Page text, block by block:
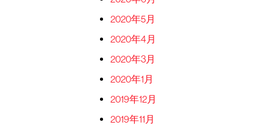
2020年5月
2020年4月
2020年3月
2020年1月
2019年12月
2019年11月